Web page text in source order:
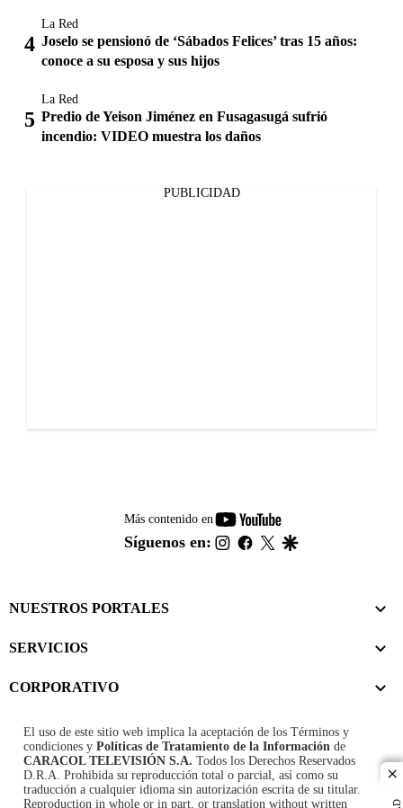
La Red
Joselo se pensionó de ‘Sábados Felices’ tras 15 años:
conoce a su esposa y sus hijos
La Red
Predio de Yeison Jiménez en Fusagasugá sufrió
incendio: VIDEO muestra los daños
PUBLICIDAD
Más contenido en
youtube-
footer
Síguenos en: instagram
facebook
twitter
NUESTROS PORTALES
SERVICIOS
CORPORATIVO
El uso de este sitio web implica la aceptación de los Términos y
condiciones y Políticas de Tratamiento de la Información de
CARACOL TELEVISIÓN S.A. Todos los Derechos Reservados
D.R.A. Prohibida su reproducción total o parcial, así como su
traducción a cualquier idioma sin autorización escrita de su titular.
Reproduction in whole or in part, or translation without written